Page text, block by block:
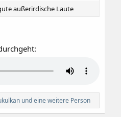
außerirdische Laute
und eine weitere Person